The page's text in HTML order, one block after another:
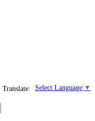
Select Language ▼
Translate: